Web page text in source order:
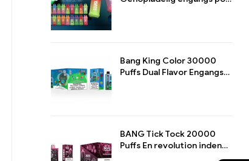
Bang King Color 30000
Puffs Dual Flavor Engangs
BANG Tick Tock 20000
Puffs En revolution inden